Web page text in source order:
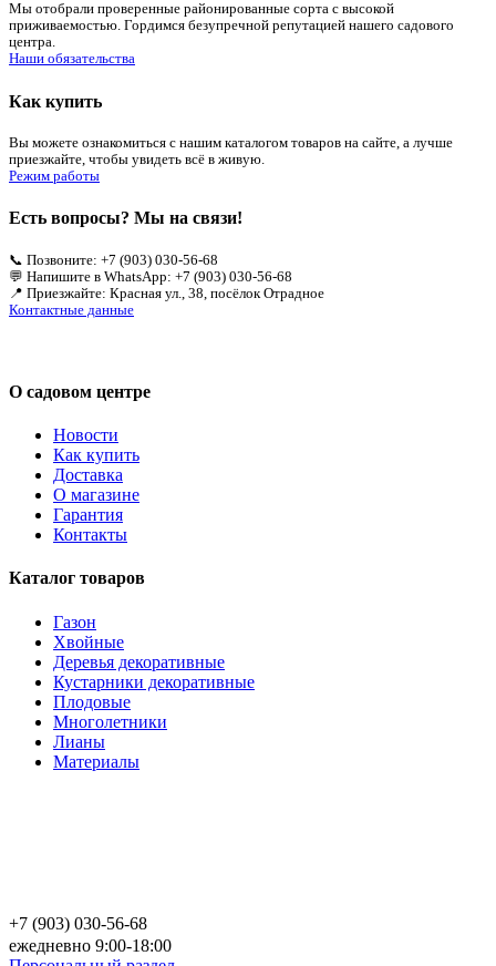
Мы отобрали проверенные районированные сорта с высокой
приживаемостью. Гордимся безупречной репутацией нашего садового
центра.
Наши обязательства
Как купить
Вы можете ознакомиться с нашим каталогом товаров на сайте, а лучше
приезжайте, чтобы увидеть всё в живую.
Режим работы
Есть вопросы? Мы на связи!
📞 Позвоните: +7 (903) 030-56-68
💬 Напишите в WhatsApp: +7 (903) 030-56-68
📍 Приезжайте: Красная ул., 38, посёлок Отрадное
Контактные данные
О садовом центре
Новости
Как купить
Доставка
О магазине
Гарантия
Контакты
Каталог товаров
Газон
Хвойные
Деревья декоративные
Кустарники декоративные
Плодовые
Многолетники
Лианы
Материалы
+7 (903) 030-56-68
ежедневно 9:00-18:00